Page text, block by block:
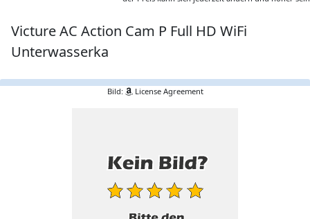
Victure AC Action Cam P Full HD WiFi
Unterwasserka
Bild: License Agreement